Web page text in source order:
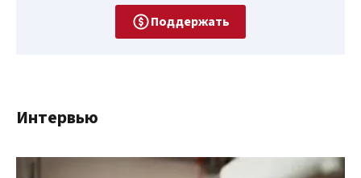
Поддержать
Интервью